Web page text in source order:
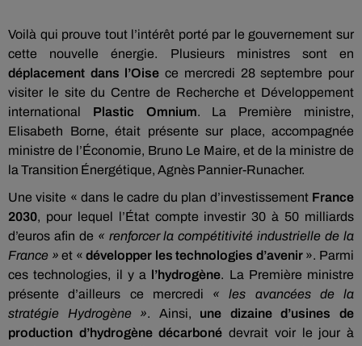
Voilà qui prouve tout l’intérêt porté par le gouvernement sur
cette nouvelle énergie. Plusieurs ministres sont en
déplacement dans l’Oise ce mercredi 28 septembre pour
visiter le site du Centre de Recherche et Développement
international Plastic Omnium. La Première ministre,
Elisabeth Borne, était présente sur place, accompagnée
ministre de l’Économie, Bruno Le Maire, et de la ministre de
la Transition Énergétique, Agnès Pannier-Runacher.
Une visite « dans le cadre du plan d’investissement France
2030, pour lequel l’État compte investir 30 à 50 milliards
d’euros afin de « renforcer la compétitivité industrielle de la
France » et «développer les technologies d’avenir». Parmi
ces technologies, il y a l’hydrogène. La Première ministre
présente d’ailleurs ce mercredi « les avancées de la
stratégie Hydrogène ». Ainsi, une dizaine d’usines de
production d’hydrogène décarboné devrait voir le jour à